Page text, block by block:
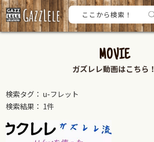
MOVIE
ガズレレ動画はこちら！
検索タグ： u-フレット
検索結果： 1件